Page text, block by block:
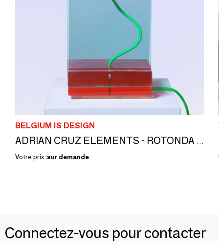
BELGIUM IS DESIGN
ADRIAN CRUZ ELEMENTS - ROTONDA - LAMPE
Votre prix :sur demande
Connectez-vous pour contacter